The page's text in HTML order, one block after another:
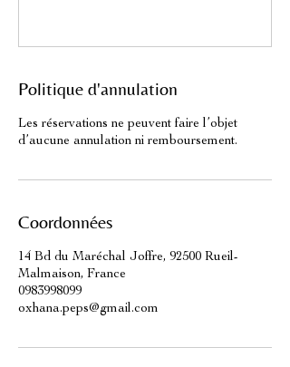
Politique d'annulation
Les réservations ne peuvent faire l’objet
d’aucune annulation ni remboursement.
Coordonnées
14 Bd du Maréchal Joffre, 92500 Rueil-
Malmaison, France
0983998099
oxhana.peps@gmail.com